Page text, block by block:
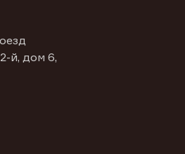
й, дом 6,